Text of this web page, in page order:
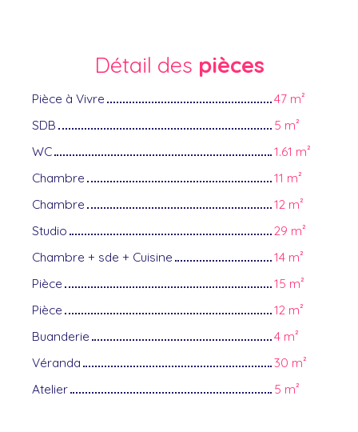
Détail des pièces
Pièce à Vivre
47 m²
SDB
5 m²
WC
1.61 m²
Chambre
11 m²
Chambre
12 m²
Studio
29 m²
Chambre + sde + Cuisine
14 m²
Pièce
15 m²
Pièce
12 m²
Buanderie
4 m²
Véranda
30 m²
Atelier
5 m²